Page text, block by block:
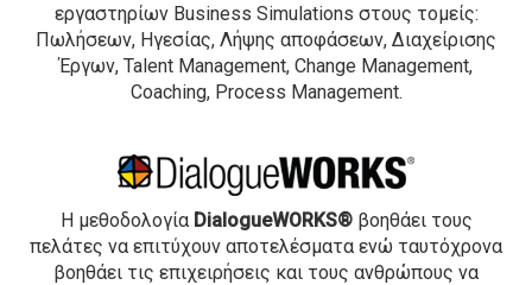
εργαστηρίων Business Simulations στους τομείς:
Πωλήσεων, Ηγεσίας, Λήψης αποφάσεων, Διαχείρισης
Έργων, Talent Management, Change Management,
Coaching, Process Management.
Η μεθοδολογίαDialogueWORKS®βοηθάει τους
πελάτες να επιτύχουν αποτελέσματα ενώ ταυτόχρονα
βοηθάει τις επιχειρήσεις και τους ανθρώπους να